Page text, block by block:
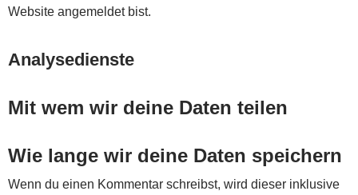
Website angemeldet bist.
Analysedienste
Mit wem wir deine Daten teilen
Wie lange wir deine Daten speichern
Wenn du einen Kommentar schreibst, wird dieser inklusive